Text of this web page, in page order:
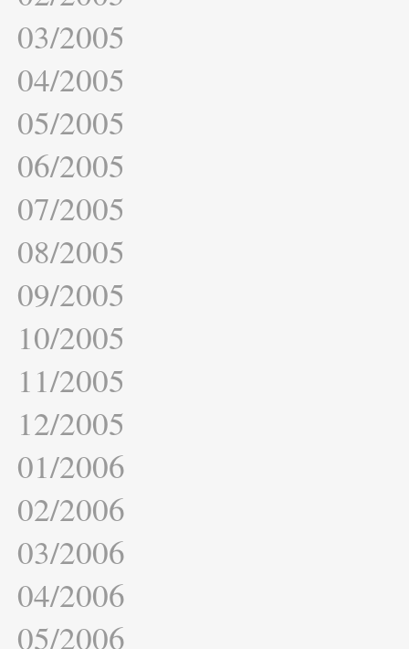
03/2005
04/2005
05/2005
06/2005
07/2005
08/2005
09/2005
10/2005
11/2005
12/2005
01/2006
02/2006
03/2006
04/2006
05/2006